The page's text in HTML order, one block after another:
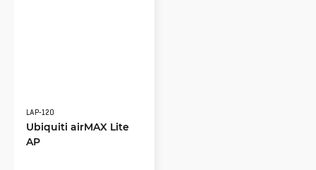
LAP-120
Ubiquiti airMAX Lite
AP